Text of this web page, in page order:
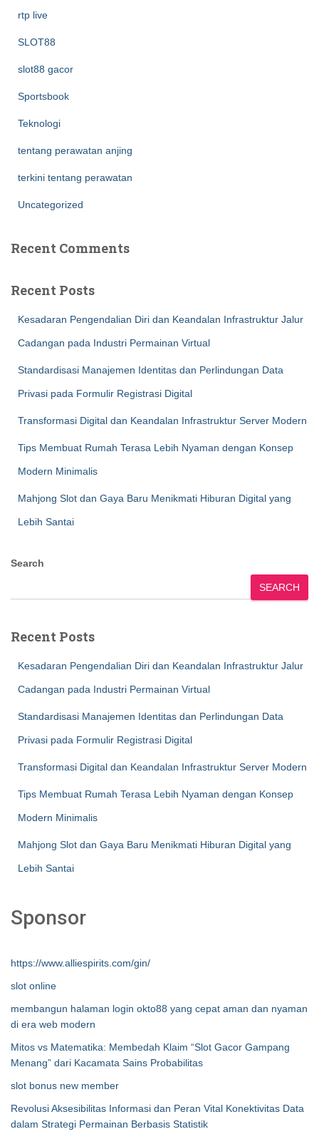
rtp live
SLOT88
slot88 gacor
Sportsbook
Teknologi
tentang perawatan anjing
terkini tentang perawatan
Uncategorized
Recent Comments
Recent Posts
Kesadaran Pengendalian Diri dan Keandalan Infrastruktur Jalur
Cadangan pada Industri Permainan Virtual
Standardisasi Manajemen Identitas dan Perlindungan Data
Privasi pada Formulir Registrasi Digital
Transformasi Digital dan Keandalan Infrastruktur Server Modern
Tips Membuat Rumah Terasa Lebih Nyaman dengan Konsep
Modern Minimalis
Mahjong Slot dan Gaya Baru Menikmati Hiburan Digital yang
Lebih Santai
Search
SEARCH
Recent Posts
Kesadaran Pengendalian Diri dan Keandalan Infrastruktur Jalur
Cadangan pada Industri Permainan Virtual
Standardisasi Manajemen Identitas dan Perlindungan Data
Privasi pada Formulir Registrasi Digital
Transformasi Digital dan Keandalan Infrastruktur Server Modern
Tips Membuat Rumah Terasa Lebih Nyaman dengan Konsep
Modern Minimalis
Mahjong Slot dan Gaya Baru Menikmati Hiburan Digital yang
Lebih Santai
Sponsor
https://www.alliespirits.com/gin/
slot online
membangun halaman login okto88 yang cepat aman dan nyaman
di era web modern
Mitos vs Matematika: Membedah Klaim “Slot Gacor Gampang
Menang” dari Kacamata Sains Probabilitas
slot bonus new member
Revolusi Aksesibilitas Informasi dan Peran Vital Konektivitas Data
dalam Strategi Permainan Berbasis Statistik